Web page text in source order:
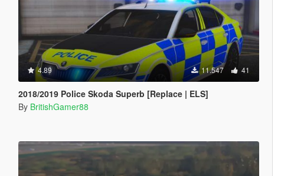
4.89 11.547 41
2018/2019 Police Skoda Superb [Replace | ELS]
By BritishGamer88